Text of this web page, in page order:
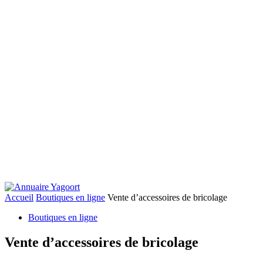
Accueil Boutiques en ligne Vente d’accessoires de bricolage
Boutiques en ligne
Vente d’accessoires de bricolage